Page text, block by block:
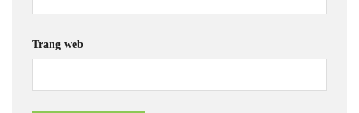
Trang web